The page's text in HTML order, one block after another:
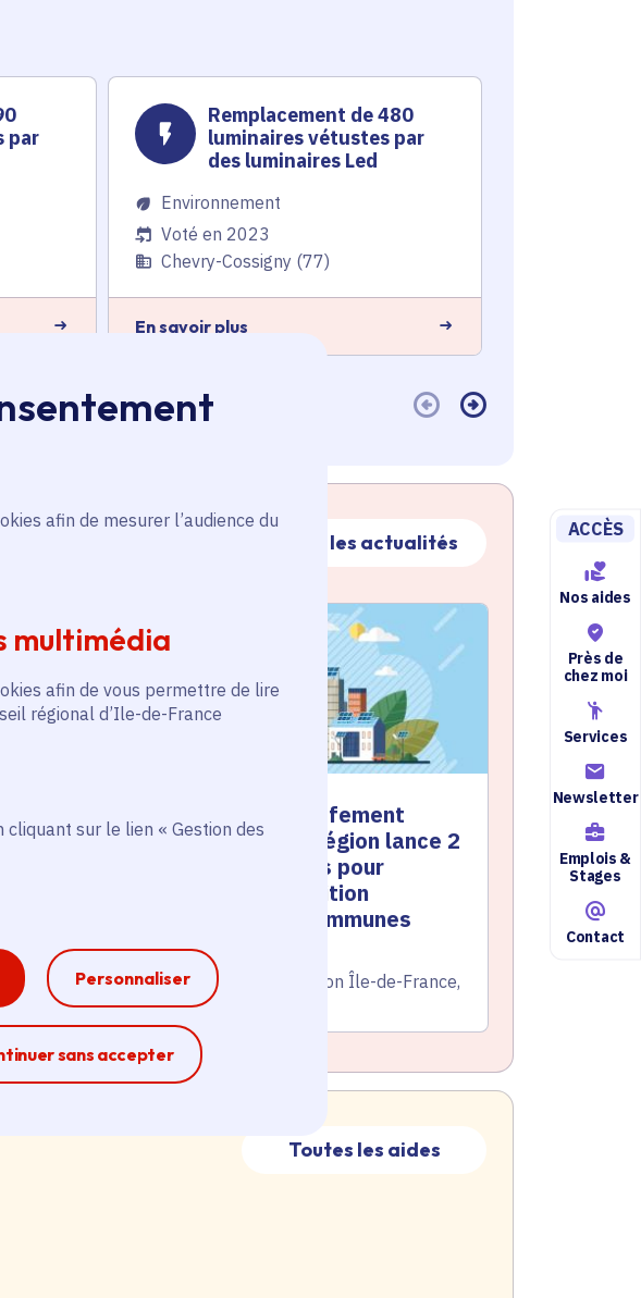
afin de mesurer l’audience du
multimédia
afin de vous permettre de lire
régional d’Ile-de-France
sur le lien « Gestion des
Personnaliser
sans accepter
la modale
ACCÈS
Nos aides
Près de
chez moi
Services
Newsletter
Emplois &
Stages
Contact
par
Remplacement de 480
luminaires vétustes par
des luminaires Led
Environnement
Voté en 2023
Chevry-Cossigny (77)
En savoir plus
Toutes les actualités
thématique active
Canicules, réchauffement
climatique… : la Région lance 2
nouveaux contrats pour
accélérer la transition
écologique des communes
Date de l'arrêté
Le 25/06/2026
Catégorie
Environnement, Région Île-de-France,
Territoire
Toutes les aides